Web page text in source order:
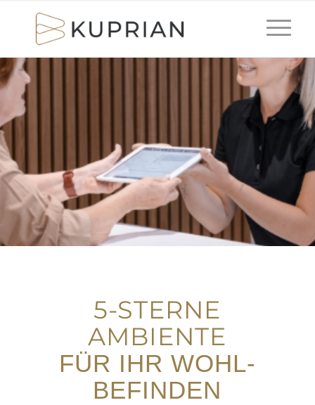
5-STERNE
AMBIENTE
FÜR IHR WOHL­
BEFINDEN